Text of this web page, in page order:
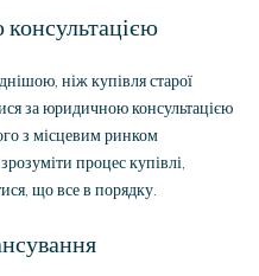
ніж купівля старої
за юридичною консультацією
з місцевим ринком
процес купівлі,
що все в порядку.